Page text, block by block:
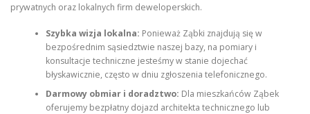
prywatnych oraz lokalnych firm deweloperskich.
Szybka wizja lokalna: Ponieważ Ząbki znajdują się w
bezpośrednim sąsiedztwie naszej bazy, na pomiary i
konsultacje techniczne jesteśmy w stanie dojechać
błyskawicznie, często w dniu zgłoszenia telefonicznego.
Darmowy obmiar i doradztwo: Dla mieszkańców Ząbek
oferujemy bezpłatny dojazd architekta technicznego lub